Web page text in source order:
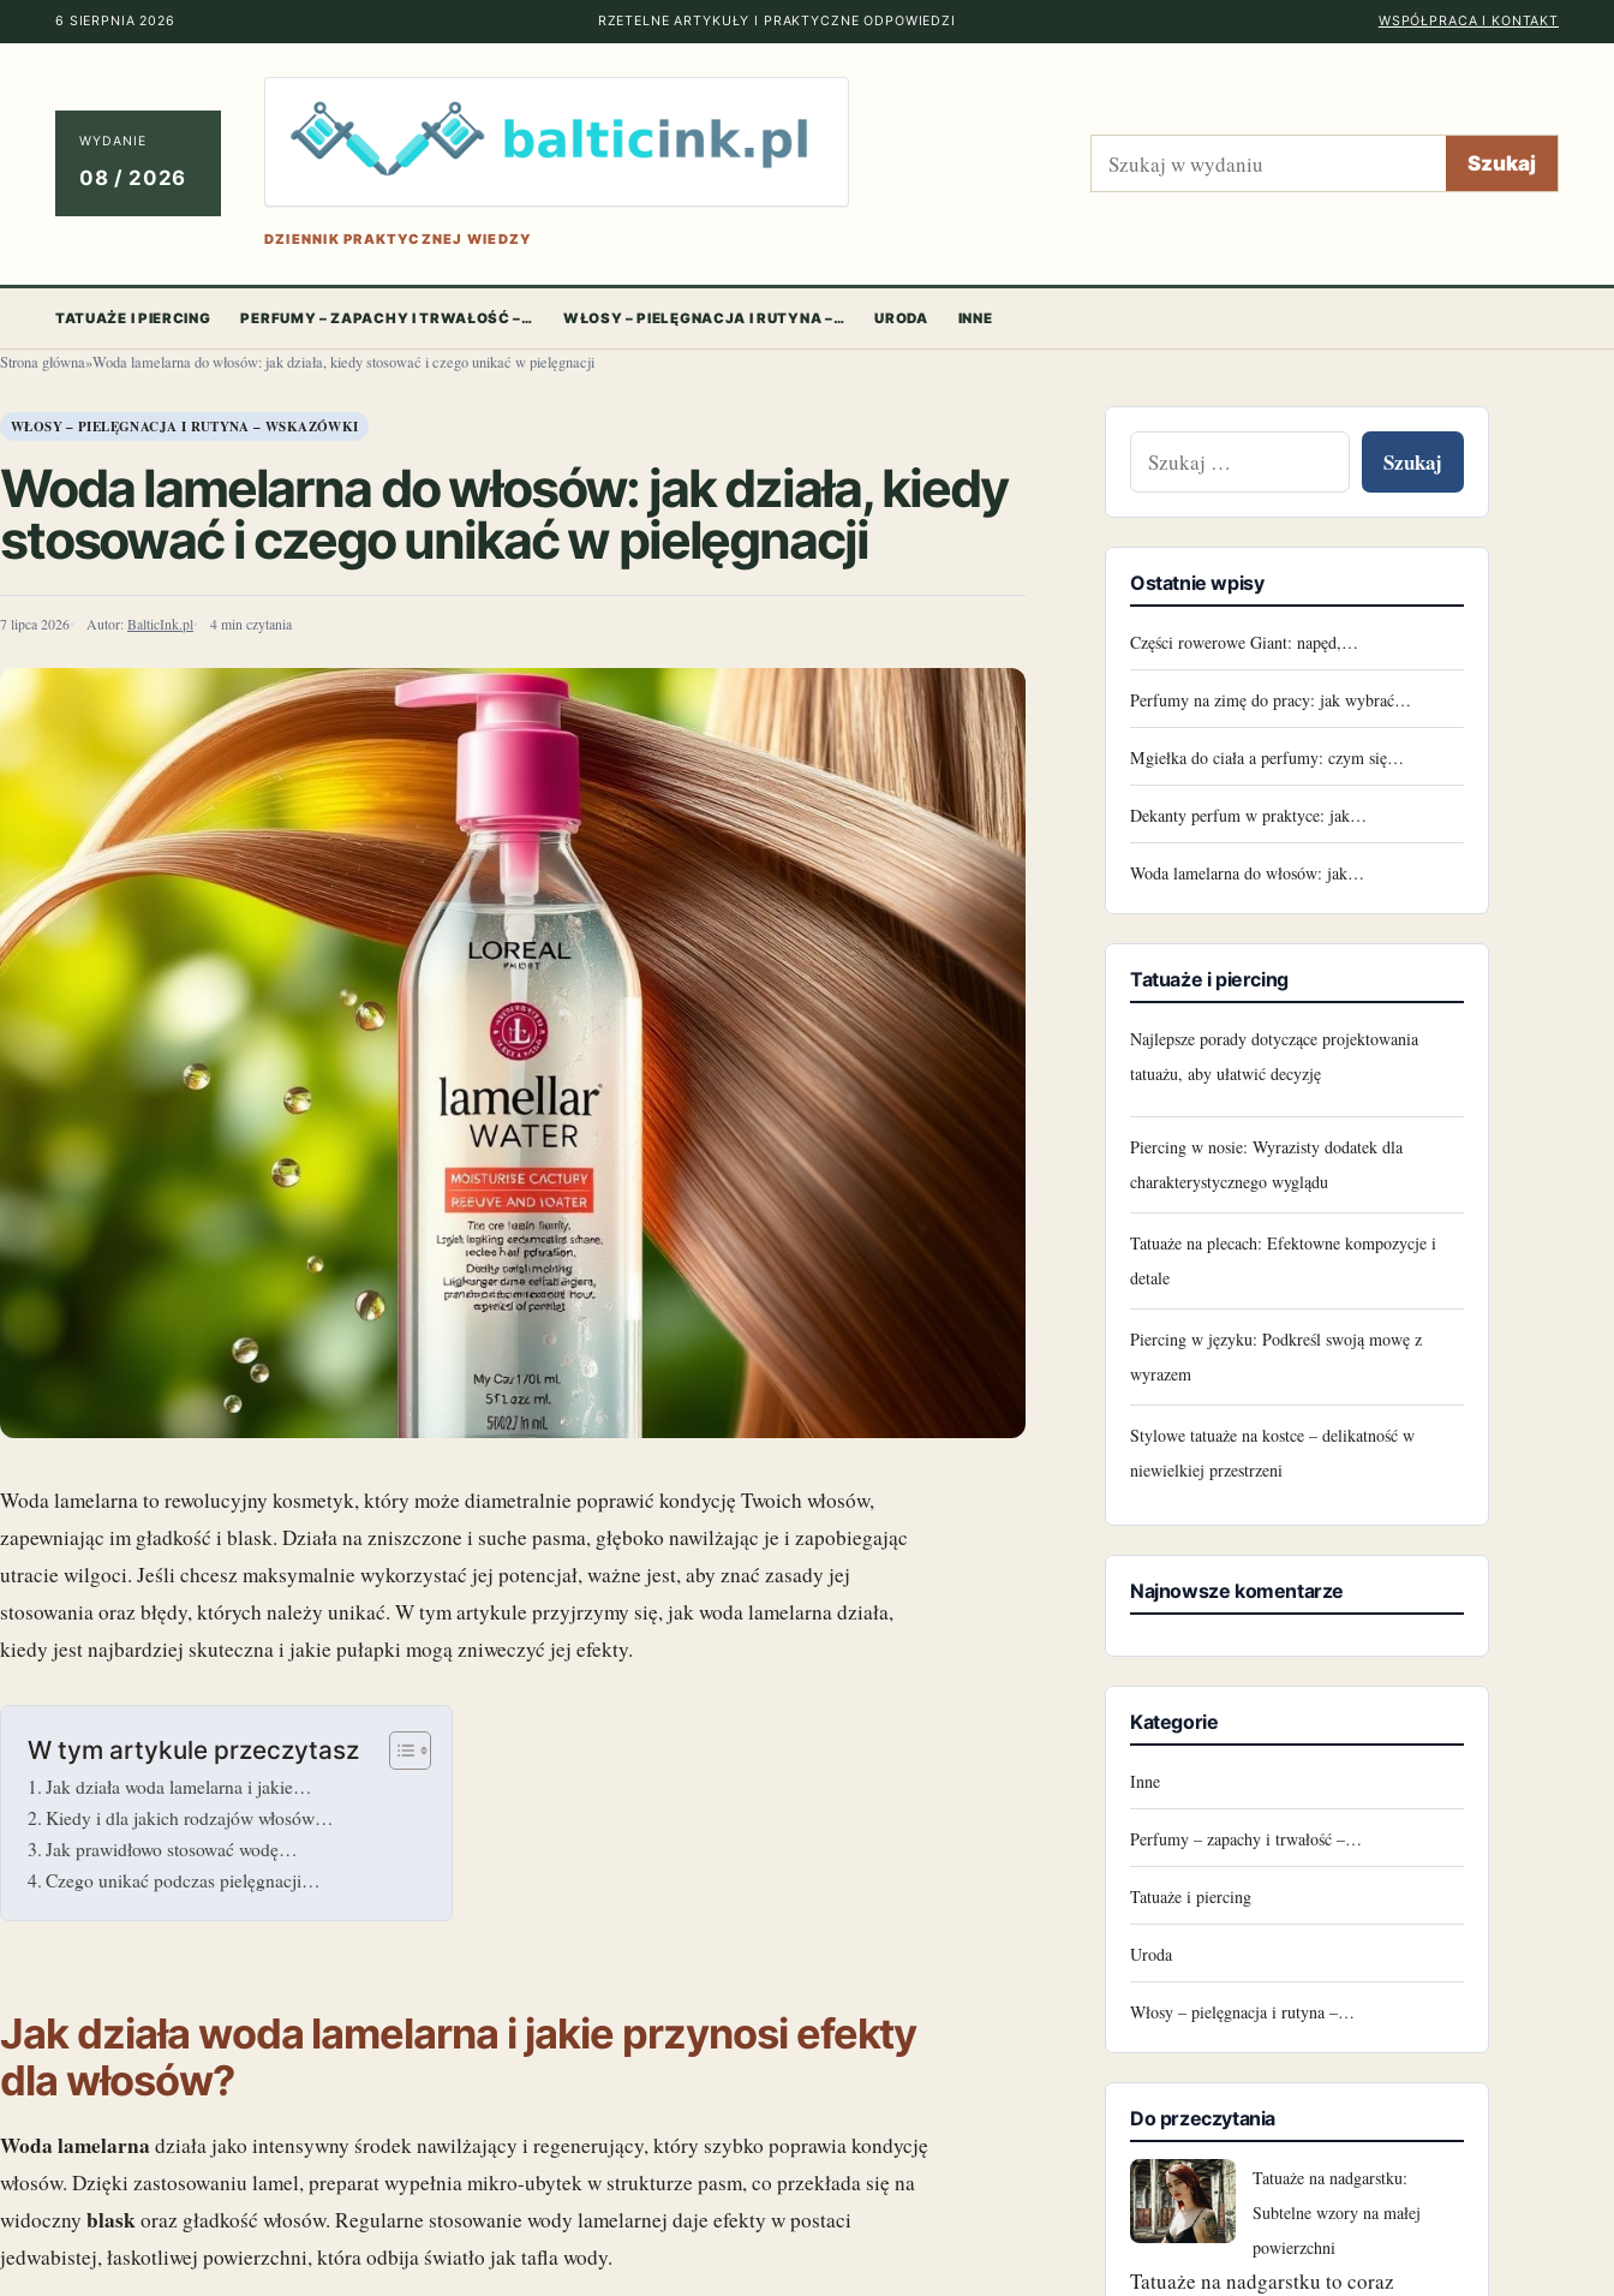
6 SIERPNIA 2026 RZETELNE ARTYKUŁY I PRAKTYCZNE ODPOWIEDZI WSPÓŁPRACA I KONTAKT
WYDANIE
08 / 2026
DZIENNIK PRAKTYCZNEJ WIEDZY
Szukaj Szukaj
TATUAŻE I PIERCING PERFUMY – ZAPACHY I TRWAŁOŚĆ –… WŁOSY – PIELĘGNACJA I RUTYNA –… URODA INNE
Strona główna»Woda lamelarna do włosów: jak działa, kiedy stosować i czego unikać w pielęgnacji
WŁOSY – PIELĘGNACJA I RUTYNA – WSKAZÓWKI
Woda lamelarna do włosów: jak działa, kiedy
stosować i czego unikać w pielęgnacji
7 lipca 2026 Autor: BalticInk.pl 4 min czytania
Woda lamelarna to rewolucyjny kosmetyk, który może diametralnie poprawić kondycję Twoich włosów,
zapewniając im gładkość i blask. Działa na zniszczone i suche pasma, głęboko nawilżając je i zapobiegając
utracie wilgoci. Jeśli chcesz maksymalnie wykorzystać jej potencjał, ważne jest, aby znać zasady jej
stosowania oraz błędy, których należy unikać. W tym artykule przyjrzymy się, jak woda lamelarna działa,
kiedy jest najbardziej skuteczna i jakie pułapki mogą zniweczyć jej efekty.
W tym artykule przeczytasz
Jak działa woda lamelarna i jakie…
Kiedy i dla jakich rodzajów włosów…
Jak prawidłowo stosować wodę…
Czego unikać podczas pielęgnacji…
Jak działa woda lamelarna i jakie przynosi efekty
dla włosów?
Woda lamelarna działa jako intensywny środek nawilżający i regenerujący, który szybko poprawia kondycję
włosów. Dzięki zastosowaniu lamel, preparat wypełnia mikro-ubytek w strukturze pasm, co przekłada się na
widoczny blaskoraz gładkość włosów. Regularne stosowanie wody lamelarnej daje efekty w postaci
jedwabistej, łaskotliwej powierzchni, która odbija światło jak tafla wody.
Ostatnie wpisy
Części rowerowe Giant: napęd,…
Perfumy na zimę do pracy: jak wybrać…
Mgiełka do ciała a perfumy: czym się…
Dekanty perfum w praktyce: jak…
Woda lamelarna do włosów: jak…
Tatuaże i piercing
Najlepsze porady dotyczące projektowania
tatuażu, aby ułatwić decyzję
Piercing w nosie: Wyrazisty dodatek dla
charakterystycznego wyglądu
Tatuaże na plecach: Efektowne kompozycje i
detale
Piercing w języku: Podkreśl swoją mowę z
wyrazem
Stylowe tatuaże na kostce – delikatność w
niewielkiej przestrzeni
Najnowsze komentarze
Kategorie
Inne
Perfumy – zapachy i trwałość –…
Tatuaże i piercing
Uroda
Włosy – pielęgnacja i rutyna –…
Do przeczytania
Tatuaże na nadgarstku:
Subtelne wzory na małej
powierzchni
Tatuaże na nadgarstku to coraz